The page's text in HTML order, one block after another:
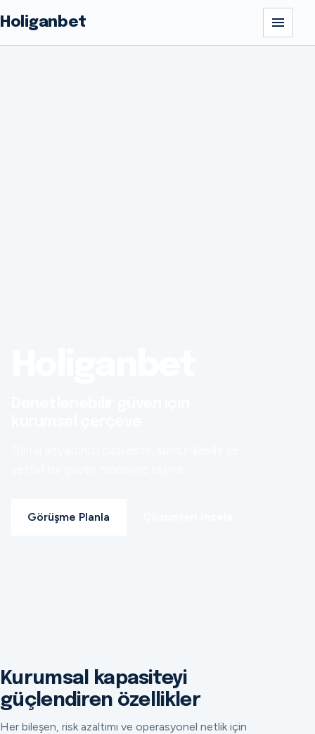
Holiganbet
Görüşme Planla
Kurumsal kapasiteyi
güçlendiren özellikler
Her bileşen, risk azaltımı ve operasyonel netlik için